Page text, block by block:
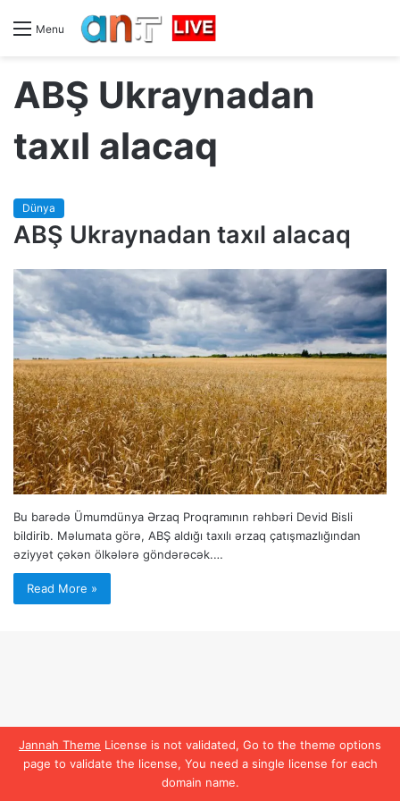
Jannah Theme License is not validated, Go to the theme options
page to validate the license, You need a single license for each
domain name.
Menu
ABŞ Ukraynadan
taxıl alacaq
Dünya
ABŞ Ukraynadan taxıl alacaq
Bu barədə Ümumdünya Ərzaq Proqramının rəhbəri Devid Bisli
bildirib. Məlumata görə, ABŞ aldığı taxılı ərzaq çatışmazlığından
əziyyət çəkən ölkələrə göndərəcək.…
Read More »